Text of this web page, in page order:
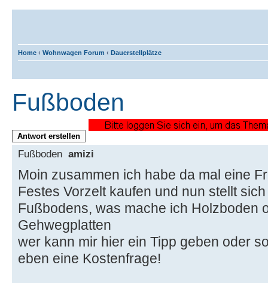
Home ‹ Wohnwagen Forum ‹ Dauerstellplätze
Fußboden
Antwort erstellen
Fußboden amizi
Moin zusammen ich habe da mal eine
Festes Vorzelt kaufen und nun stellt
Fußbodens, was mache ich Holzboden
Gehwegplatten
wer kann mir hier ein Tipp geben oder
eben eine Kostenfrage!